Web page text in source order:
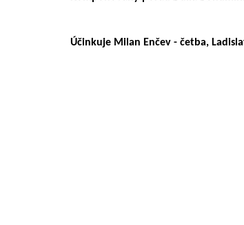
Účinkuje Milan Enčev - četba,